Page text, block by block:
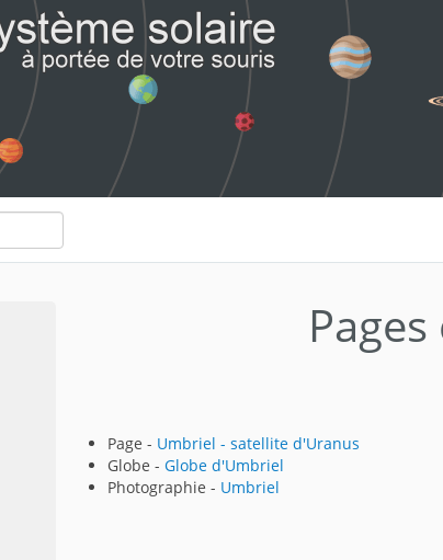
Page - Umbriel - satellite d'Uranus
Globe - Globe d'Umbriel
Photographie - Umbriel